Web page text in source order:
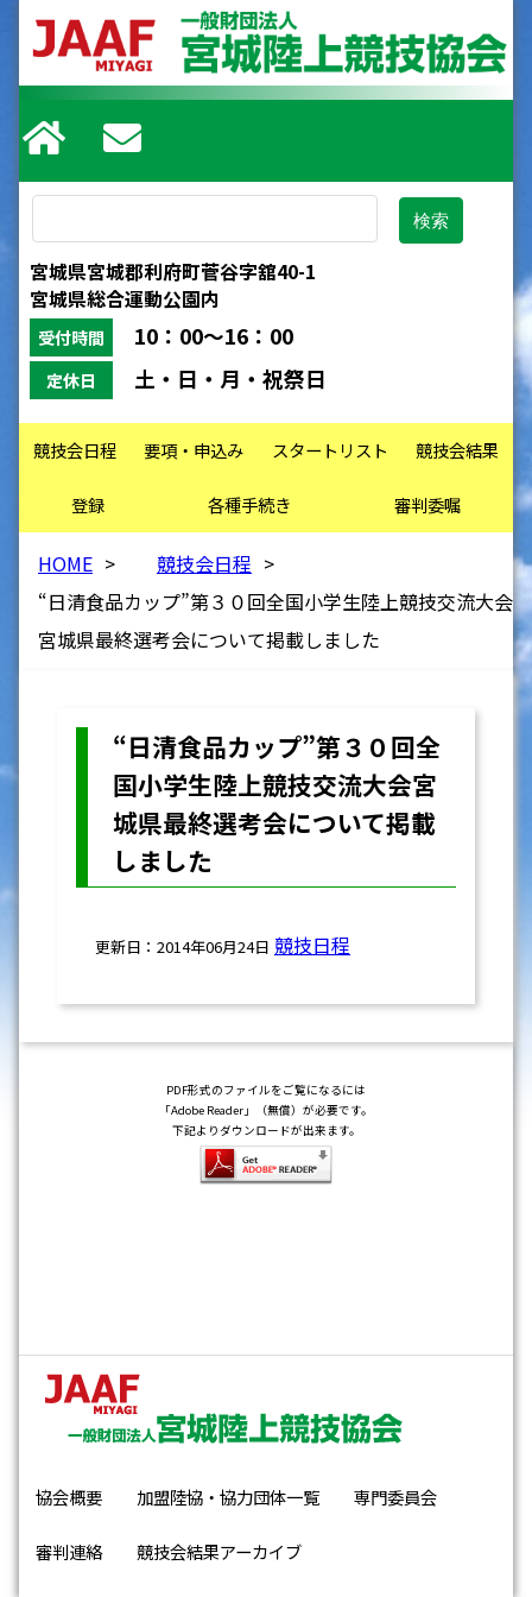
宮城県宮城郡利府町菅谷字舘40-1
宮城県総合運動公園内
受付時間 10：00～16：00
定休日 土・日・月・祝祭日
競技会日程 要項・申込み スタートリスト 競技会結果
登録 各種手続き 審判委嘱
HOME > 競技会日程 >
“日清食品カップ”第３０回全国小学生陸上競技交流大会
宮城県最終選考会について掲載しました
“日清食品カップ”第３０回全
国小学生陸上競技交流大会宮
城県最終選考会について掲載
しました
更新日：2014年06月24日 競技日程
PDF形式のファイルをご覧になるには
「Adobe Reader」（無償）が必要です。
下記よりダウンロードが出来ます。
協会概要 加盟陸協・協力団体一覧 専門委員会
審判連絡 競技会結果アーカイブ